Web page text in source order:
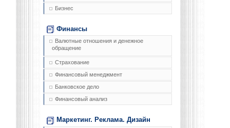
Бизнес
Финансы
Валютные отношения и денежное
обращение
Страхование
Финансовый менеджмент
Банковское дело
Финансовый анализ
Маркетинг. Реклама. Дизайн